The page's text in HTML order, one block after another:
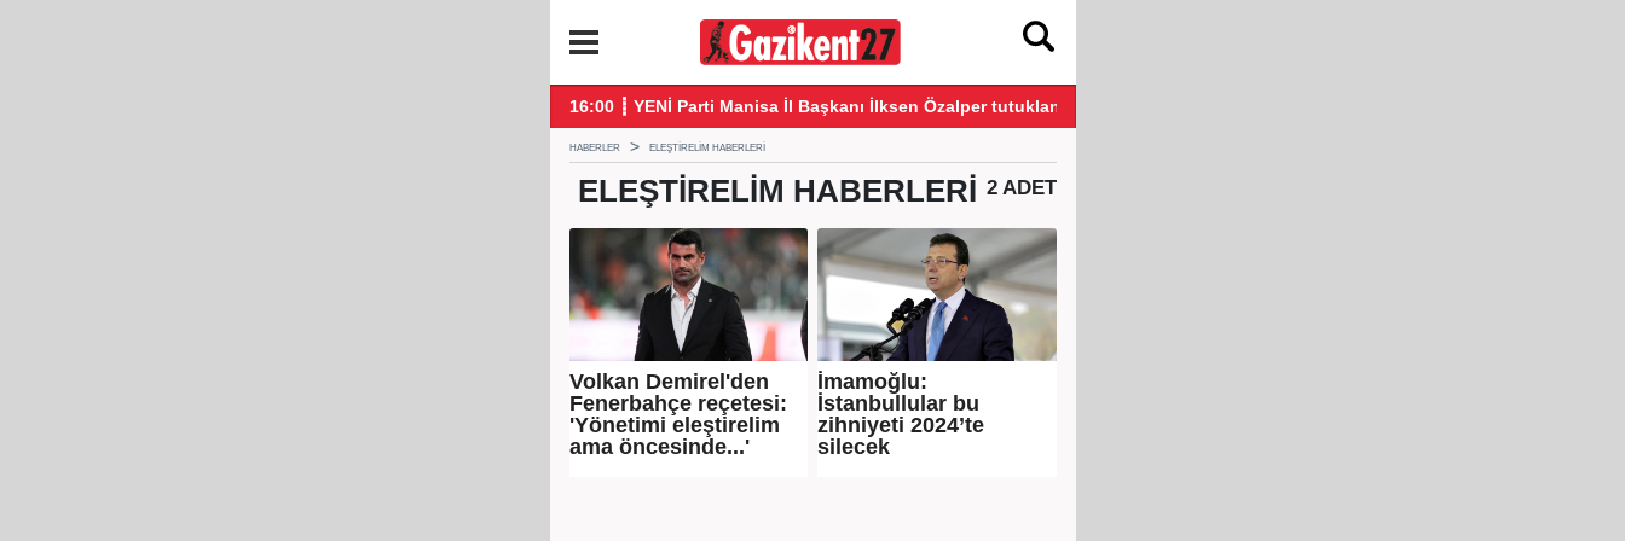
16:00 ┋ YENİ Parti Manisa İl Başkanı İlksen Özalper tutuklandı21:26 ┋ Çerçeve yasa Adalet Komisyonu’nda kabul edildi!
HABERLER ELEŞTIRELIM HABERLERI
ELEŞTIRELIM HABERLERI 2 ADET
Volkan Demirel'den
Fenerbahçe reçetesi:
'Yönetimi eleştirelim
ama öncesinde...'
İmamoğlu:
İstanbullular bu
zihniyeti 2024’te
silecek